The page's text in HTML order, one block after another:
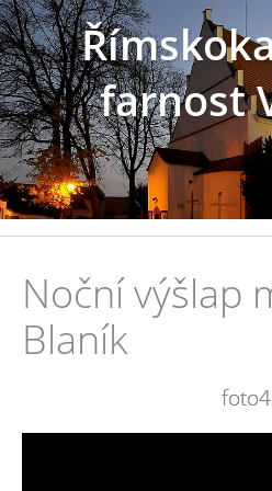
farnost
Noční výšlap
Blaník
foto4